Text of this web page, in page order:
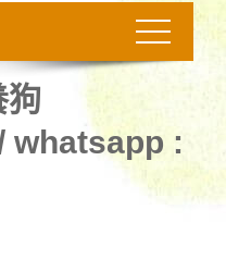
狗
whatsapp :